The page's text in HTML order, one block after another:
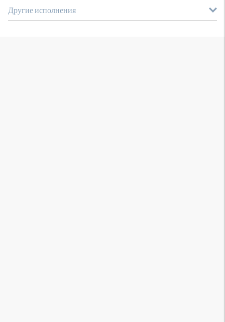
Другие исполнения